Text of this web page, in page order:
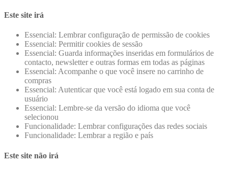
Este site irá
Essencial: Lembrar configuração de permissão de cookies
Essencial: Permitir cookies de sessão
Essencial: Guarda informações inseridas em formulários de
contacto, newsletter e outras formas em todas as páginas
Essencial: Acompanhe o que você insere no carrinho de
compras
Essencial: Autenticar que você está logado em sua conta de
usuário
Essencial: Lembre-se da versão do idioma que você
selecionou
Funcionalidade: Lembrar configurações das redes sociais
Funcionalidade: Lembrar a região e país
Este site não irá